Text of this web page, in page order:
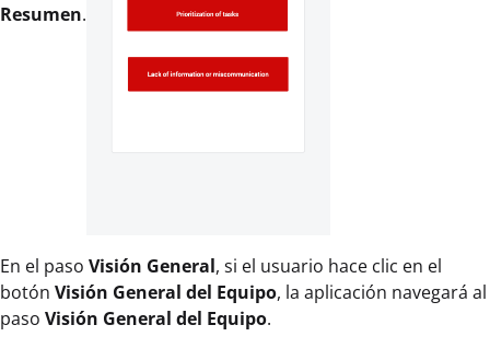
Resumen.
En el paso Visión General, si el usuario hace clic en el
botón Visión General del Equipo, la aplicación navegará al
paso Visión General del Equipo.